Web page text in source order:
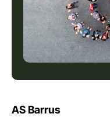
AS Barrus